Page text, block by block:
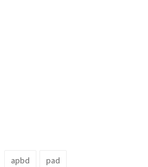
apbd pad